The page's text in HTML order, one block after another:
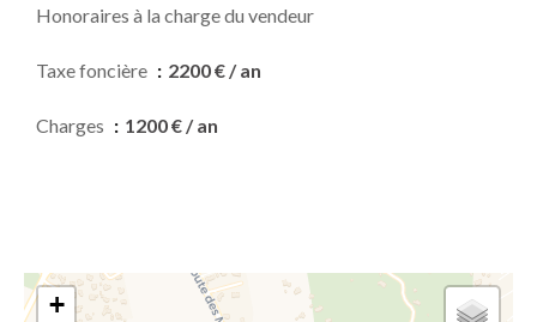
Honoraires à la charge du vendeur
Taxe foncière 2200 € / an
Charges 1200 € / an
+